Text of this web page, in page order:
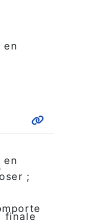
en
en
;
finale